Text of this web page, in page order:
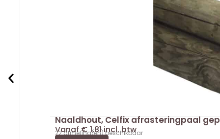
Naaldhout, Celfix afrasteringpaal
Vanaf€1,81incl. btw
22 afmeting(en) beschikbaar